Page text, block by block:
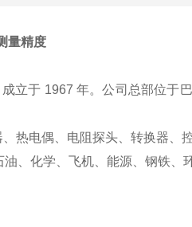
量精度
立于 1967 年。公司总部位于
热电偶、电阻探头、转换器、
、化学、飞机、能源、钢铁、